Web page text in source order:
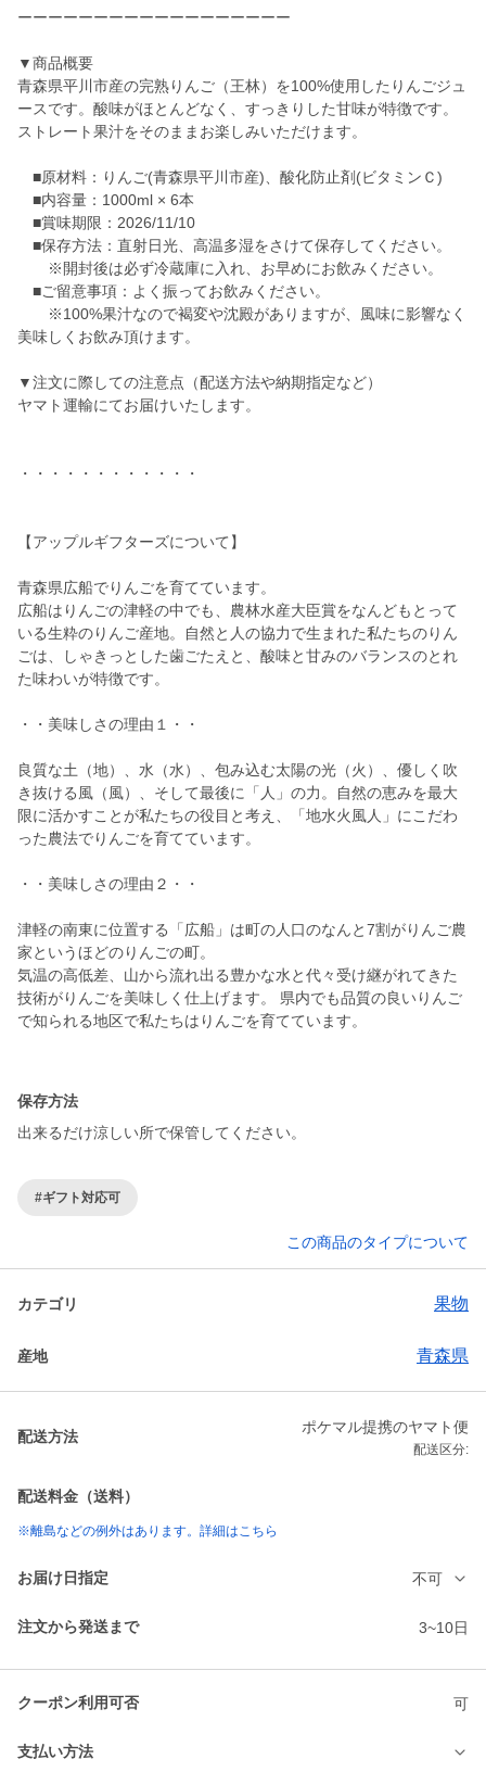
ーーーーーーーーーーーーーーーーーー
▼商品概要
青森県平川市産の完熟りんご（王林）を100%使用したりんごジュ
ースです。酸味がほとんどなく、すっきりした甘味が特徴です。
ストレート果汁をそのままお楽しみいただけます。
■原材料：りんご(青森県平川市産)、酸化防止剤(ビタミンＣ)
■内容量：1000ml × 6本
■賞味期限：2026/11/10
■保存方法：直射日光、高温多湿をさけて保存してください。
※開封後は必ず冷蔵庫に入れ、お早めにお飲みください。
■ご留意事項：よく振ってお飲みください。
※100%果汁なので褐変や沈殿がありますが、風味に影響なく
美味しくお飲み頂けます。
▼注文に際しての注意点（配送方法や納期指定など）
ヤマト運輸にてお届けいたします。
・・・・・・・・・・・・
【アップルギフターズについて】
青森県広船でりんごを育てています。
広船はりんごの津軽の中でも、農林水産大臣賞をなんどもとって
いる生粋のりんご産地。自然と人の協力で生まれた私たちのりん
ごは、しゃきっとした歯ごたえと、酸味と甘みのバランスのとれ
た味わいが特徴です。
・・美味しさの理由１・・
良質な土（地）、水（水）、包み込む太陽の光（火）、優しく吹
き抜ける風（風）、そして最後に「人」の力。自然の恵みを最大
限に活かすことが私たちの役目と考え、「地水火風人」にこだわ
った農法でりんごを育てています。
・・美味しさの理由２・・
津軽の南東に位置する「広船」は町の人口のなんと7割がりんご農
家というほどのりんごの町。
気温の高低差、山から流れ出る豊かな水と代々受け継がれてきた
技術がりんごを美味しく仕上げます。 県内でも品質の良いりんご
で知られる地区で私たちはりんごを育てています。
保存方法
出来るだけ涼しい所で保管してください。
#ギフト対応可
この商品のタイプについて
カテゴリ 果物
産地 青森県
配送方法
ポケマル提携のヤマト便
配送区分:
配送料金（送料）
※離島などの例外はあります。詳細はこちら
お届け日指定 不可
注文から発送まで 3~10日
クーポン利用可否 可
支払い方法